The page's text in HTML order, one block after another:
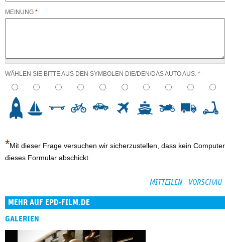
MEINUNG *
WÄHLEN SIE BITTE AUS DEN SYMBOLEN DIE/DEN/DAS AUTO AUS. *
Mit dieser Frage versuchen wir sicherzustellen, dass kein Computer
dieses Formular abschickt
MEHR AUF EPD-FILM.DE
GALERIEN